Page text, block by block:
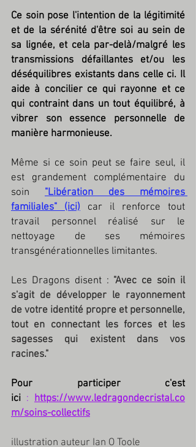
Ce soin pose l'intention de la légitimité
et de la sérénité d'être soi au sein de
sa lignée, et cela par-delà/malgré les
transmissions défaillantes et/ou les
déséquilibres existants dans celle ci. Il
aide à concilier ce qui rayonne et ce
qui contraint dans un tout équilibré, à
vibrer son essence personnelle de
manière harmonieuse.
Même si ce soin peut se faire seul, il
est grandement complémentaire du
soin
"Libération des mémoires
familiales" (ici) car il renforce tout
travail personnel réalisé sur le
nettoyage de ses mémoires
transgénérationnelles limitantes.
Les Dragons disent : "Avec ce soin il
s'agit de développer le rayonnement
de votre identité propre et personnelle,
tout en connectant les forces et les
sagesses qui existent dans vos
racines."
Pour participer c'est
ici : https://www.ledragondecristal.co
m/soins-collectifs
illustration auteur Ian O Toole